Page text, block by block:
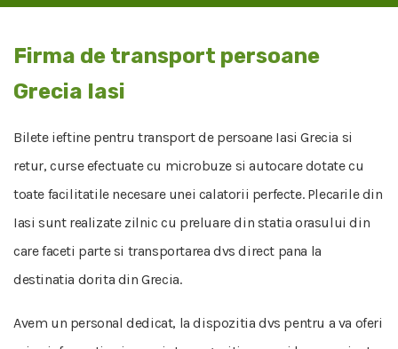
Firma de transport persoane
Grecia Iasi
Bilete ieftine pentru transport de persoane Iasi Grecia si
retur, curse efectuate cu microbuze si autocare dotate cu
toate facilitatile necesare unei calatorii perfecte. Plecarile din
Iasi sunt realizate zilnic cu preluare din statia orasului din
care faceti parte si transportarea dvs direct pana la
destinatia dorita din Grecia.
Avem un personal dedicat, la dispozitia dvs pentru a va oferi